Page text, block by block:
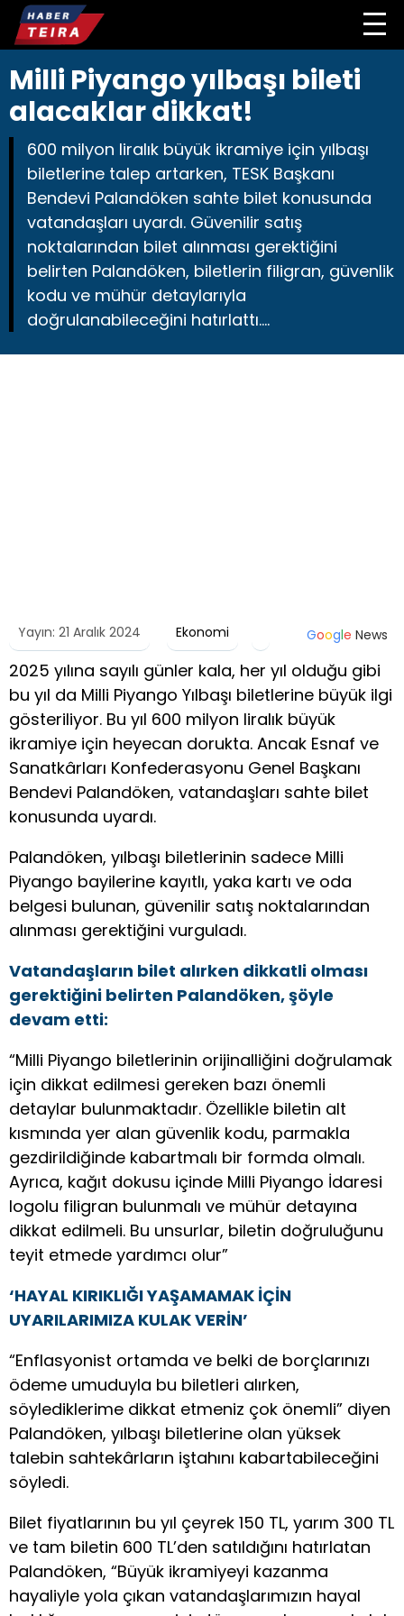
Milli Piyango yılbaşı bileti
alacaklar dikkat!
600 milyon liralık büyük ikramiye için yılbaşı
biletlerine talep artarken, TESK Başkanı
Bendevi Palandöken sahte bilet konusunda
vatandaşları uyardı. Güvenilir satış
noktalarından bilet alınması gerektiğini
belirten Palandöken, biletlerin filigran, güvenlik
kodu ve mühür detaylarıyla
doğrulanabileceğini hatırlattı….
Yayın: 21 Aralık 2024 Ekonomi Google News
2025 yılına sayılı günler kala, her yıl olduğu gibi
bu yıl da Milli Piyango Yılbaşı biletlerine büyük ilgi
gösteriliyor. Bu yıl 600 milyon liralık büyük
ikramiye için heyecan dorukta. Ancak Esnaf ve
Sanatkârları Konfederasyonu Genel Başkanı
Bendevi Palandöken, vatandaşları sahte bilet
konusunda uyardı.
Palandöken, yılbaşı biletlerinin sadece Milli
Piyango bayilerine kayıtlı, yaka kartı ve oda
belgesi bulunan, güvenilir satış noktalarından
alınması gerektiğini vurguladı.
Vatandaşların bilet alırken dikkatli olması
gerektiğini belirten Palandöken, şöyle
devam etti:
“Milli Piyango biletlerinin orijinalliğini doğrulamak
için dikkat edilmesi gereken bazı önemli
detaylar bulunmaktadır. Özellikle biletin alt
kısmında yer alan güvenlik kodu, parmakla
gezdirildiğinde kabartmalı bir formda olmalı.
Ayrıca, kağıt dokusu içinde Milli Piyango İdaresi
logolu filigran bulunmalı ve mühür detayına
dikkat edilmeli. Bu unsurlar, biletin doğruluğunu
teyit etmede yardımcı olur”
‘HAYAL KIRIKLIĞI YAŞAMAMAK İÇİN
UYARILARIMIZA KULAK VERİN’
“Enflasyonist ortamda ve belki de borçlarınızı
ödeme umuduyla bu biletleri alırken,
söylediklerime dikkat etmeniz çok önemli” diyen
Palandöken, yılbaşı biletlerine olan yüksek
talebin sahtekârların iştahını kabartabileceğini
söyledi.
Bilet fiyatlarının bu yıl çeyrek 150 TL, yarım 300 TL
ve tam biletin 600 TL’den satıldığını hatırlatan
Palandöken, “Büyük ikramiyeyi kazanma
hayaliyle yola çıkan vatandaşlarımızın hayal